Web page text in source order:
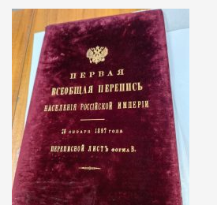
записи
4